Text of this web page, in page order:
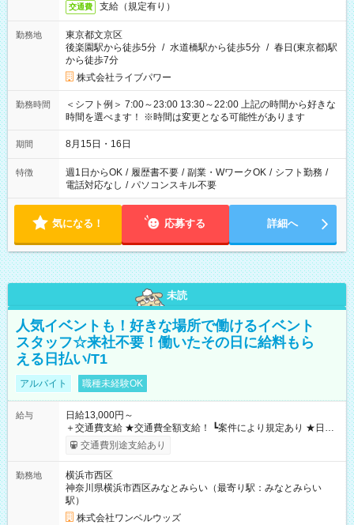
交通費 支給（規定有り）
勤務地
東京都文京区
後楽園駅から徒歩5分 / 水道橋駅から徒歩5分 / 春日(東京都)駅
から徒歩7分
株式会社ライブパワー
勤務時間
＜シフト例＞ 7:00～23:00 13:30～22:00 上記の時間から好きな
時間を選べます！ ※時間は変更となる可能性があります
期間 8月15日・16日
特徴 週1日からOK / 履歴書不要 / 副業・WワークOK / シフト勤務 /
電話対応なし / パソコンスキル不要
気になる！ 応募する 詳細へ
未読
人気イベントも！好きな場所で働けるイベント
スタッフ☆来社不要！働いたその日に給料もら
える日払い/T1
アルバイト 職種未経験OK
給与
日給13,000円～
＋交通費支給 ★交通費全額支給！ ┗案件により規定あり ★日払
いOK！（規定あり） ┗働いたその日に現金GET♪ お仕事後はコ
ンビニATMから 日払い分を引き落とせます！ 【試用期間】試
交通費別途支給あり
勤務地
横浜市西区
神奈川県横浜市西区みなとみらい（最寄り駅：みなとみらい
駅）
株式会社ワンベルウッズ